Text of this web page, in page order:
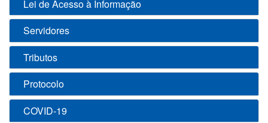
Lei de Acesso à Informação
Servidores
Tributos
Protocolo
COVID-19